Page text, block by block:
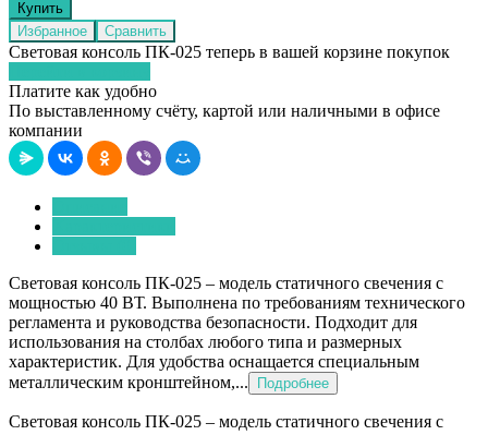
Избранное Сравнить
Световая консоль ПК-025 теперь в вашей корзине покупок
Платите как удобно
По выставленному счёту, картой или наличными в офисе
компании
Световая консоль ПК-025 – модель статичного свечения с
мощностью 40 ВТ. Выполнена по требованиям технического
регламента и руководства безопасности. Подходит для
использования на столбах любого типа и размерных
характеристик. Для удобства оснащается специальным
металлическим кронштейном,...
Подробнее
Световая консоль ПК-025 – модель статичного свечения с